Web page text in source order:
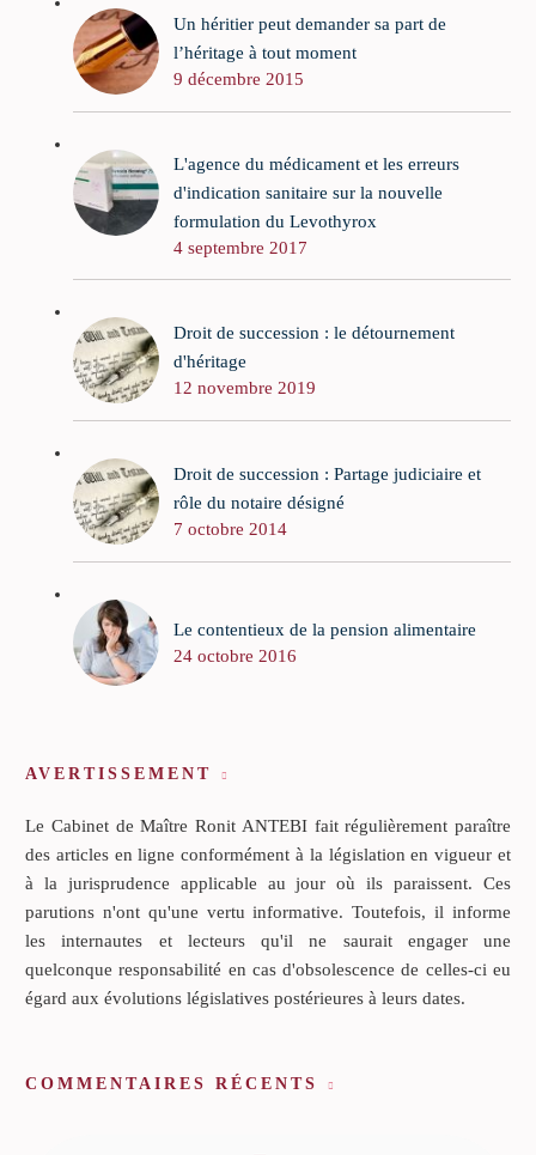
Un héritier peut demander sa part de
l’héritage à tout moment
9 décembre 2015
L'agence du médicament et les erreurs
d'indication sanitaire sur la nouvelle
formulation du Levothyrox
4 septembre 2017
Droit de succession : le détournement
d'héritage
12 novembre 2019
Droit de succession : Partage judiciaire et
rôle du notaire désigné
7 octobre 2014
Le contentieux de la pension alimentaire
24 octobre 2016
AVERTISSEMENT
Le Cabinet de Maître Ronit ANTEBI fait régulièrement paraître
des articles en ligne conformément à la législation en vigueur et
à la jurisprudence applicable au jour où ils paraissent. Ces
parutions n'ont qu'une vertu informative. Toutefois, il informe
les internautes et lecteurs qu'il ne saurait engager une
quelconque responsabilité en cas d'obsolescence de celles-ci eu
égard aux évolutions législatives postérieures à leurs dates.
COMMENTAIRES RÉCENTS